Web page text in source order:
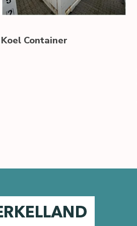
Koel Container